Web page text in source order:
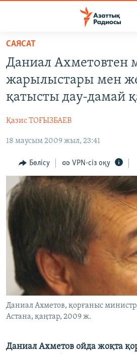
Skip
main
content
to
main
Skip
Search
САЯСАТ
AZATTYQTV
АДАМ ҚҰҚЫҚТАРЫ
ӘЛЕУМЕТ
ӘЛЕМ
АРНАЙЫ ЖОБАЛАР
Русский
ЖАЗЫЛЫҢЫЗ
Басқа тілдерде
САЯСАТ
Даниал Ахметовтен
жарылыстары мен
қатысты дау-дамай
Қазис ТОҒЫЗБАЕВ
18 маусым 2009 жыл, 23:41
Бөлісу VPN-сіз оқу
Даниал Ахметов, қорғаныс
Астана, қаңтар, 2009 ж.
Даниал Ахметов ойда жоқта